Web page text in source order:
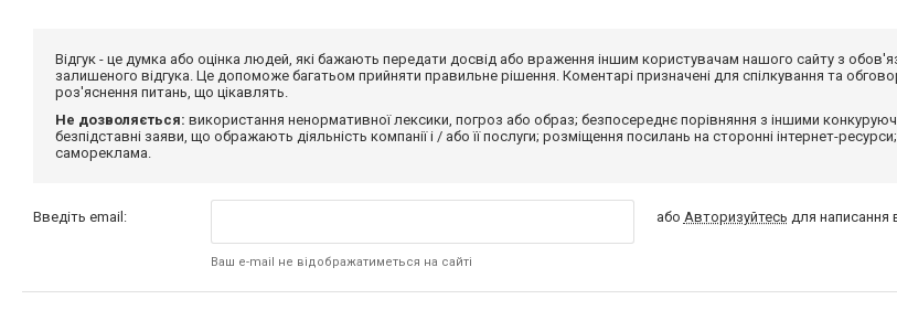
Відгук - це думка або оцінка людей, які бажають передати досвід або враження іншим користувачам нашого сайту з
залишеного відгука. Це допоможе багатьом прийняти правильне рішення. Коментарі призначені для спілкування та
роз'яснення питань, що цікавлять.
Не дозволяється: використання ненормативної лексики, погроз або образ; безпосереднє порівняння з іншими
безпідставні заяви, що ображають діяльність компанії і / або її послуги; розміщення посилань на сторонні інтернет-
самореклама.
Введіть email:
Ваш e-mail не відображатиметься на сайті
або Авторизуйтесь для написання